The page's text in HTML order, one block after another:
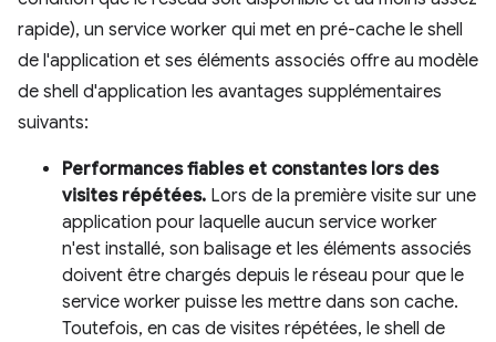
rapide), un service worker qui met en pré-cache le shell
de l'application et ses éléments associés offre au modèle
de shell d'application les avantages supplémentaires
suivants:
Performances fiables et constantes lors des
visites répétées. Lors de la première visite sur une
application pour laquelle aucun service worker
n'est installé, son balisage et les éléments associés
doivent être chargés depuis le réseau pour que le
service worker puisse les mettre dans son cache.
Toutefois, en cas de visites répétées, le shell de